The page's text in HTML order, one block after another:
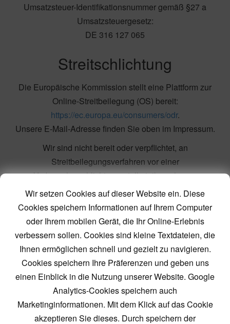
Umsatzsteuer-Identifikationsnummer gemäß §27 a
Umsatzsteuergesetz:
DE 316 127 065
Streitschlichtung
Die Europäische Kommission stellt eine Plattform zur
Online-Streitbeilegung (OS) bereit:
https://ec.europa.eu/consumers/odr.
Unsere E-Mail-Adresse finden Sie oben im Impressum.
Wir sind nicht bereit oder verpflichtet, an
Streitbeilegungsverfahren vor einer
Verbraucherschlichtungsstelle teilzunehmen.
Haftung für Inhalte
Als Diensteanbieter sind wir gemäß § 7 Abs.1 TMG für
eigene Inhalte auf diesen Seiten nach den allgemeinen
Gesetzen verantwortlich. Nach §§ 8 bis 10 TMG sind wir als
Diensteanbieter jedoch nicht verpflichtet, übermittelte oder
gespeicherte fremde Informationen zu überwachen oder
nach Umständen zu forschen, die auf eine rechtswidrige
Tätigkeit hinweisen.
Wir setzen Cookies auf dieser Website ein. Diese
Cookies speichern Informationen auf Ihrem Computer
oder Ihrem mobilen Gerät, die Ihr Online-Erlebnis
verbessern sollen. Cookies sind kleine Textdateien, die
Ihnen ermöglichen schnell und gezielt zu navigieren.
Cookies speichern Ihre Präferenzen und geben uns
einen Einblick in die Nutzung unserer Website. Google
Analytics-Cookies speichern auch
Marketinginformationen. Mit dem Klick auf das Cookie
akzeptieren Sie dieses. Durch speichern der